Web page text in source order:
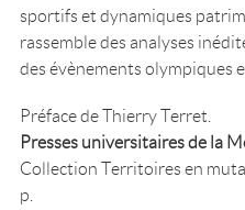
sportifs et dynamiques
rassemble des analyses
des évènements olympiques
Préface de Thierry Terret.
Presses universitaires de la
Collection Territoires en
p.